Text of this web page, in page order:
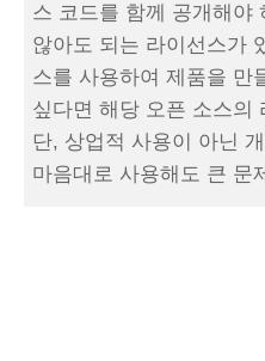
스 코드를 함께 공개해야
않아도 되는 라이선스가
스를 사용하여 제품을 만
싶다면 해당 오픈 소스의
단, 상업적 사용이 아닌
마음대로 사용해도 큰 문